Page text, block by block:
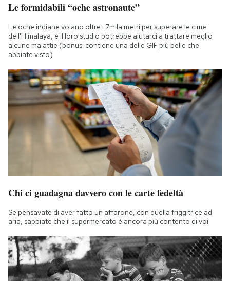
Le formidabili “oche astronaute”
Le oche indiane volano oltre i 7mila metri per superare le cime
dell'Himalaya, e il loro studio potrebbe aiutarci a trattare meglio
alcune malattie (bonus: contiene una delle GIF più belle che
abbiate visto)
Chi ci guadagna davvero con le carte fedeltà
Se pensavate di aver fatto un affarone, con quella friggitrice ad
aria, sappiate che il supermercato è ancora più contento di voi